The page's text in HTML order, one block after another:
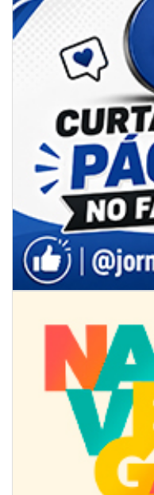
08/08/2026 | 07:00
Limpeza de valas e ribeirões
ITAJAÍ